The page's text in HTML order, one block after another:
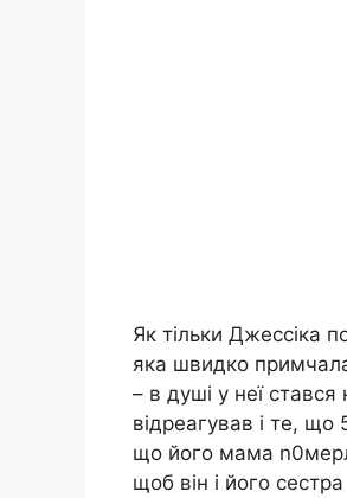
Як тільки Джессіка
яка швидко
– в душі у неї стався
відреагував і те,
що його мама
щоб він і його